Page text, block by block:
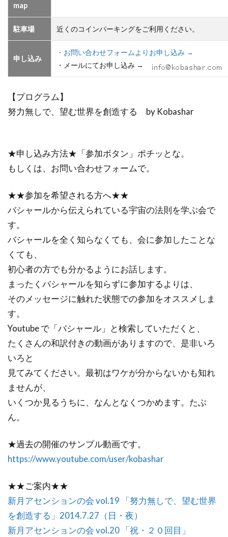
map
駐車場 近くのコインパーキングをご利用ください。
申し込み
・お問い合わせフォームよりお申し込み →
・メールにてお申し込み →
【プログラム】
努力無しで、望む世界を創造する by Kobashar
★申し込み方法★「参加ボタン」ポチッとな。
もしくは、お問い合わせフォームで。
★★参加を希望される方へ★★
バシャールから伝えられている宇宙の法則を学ぶ会で
す。
バシャールを全く知らなくても、会に参加したことな
くても、
初心者の方でも分かるようにお話します。
まったくバシャールを知らずに参加するよりは、
そのメッセージに触れた状態での参加をオススメしま
す。
Youtube で「バシャール」と検索していただくと、
たくさんの和訳付きの動画がありますので、是非いろ
いろと
見てみてください。最初はワケが分からないかも知れ
ませんが、
いくつか見るうちに、なんとなくつかめます。たぶ
ん。
★過去の開催のサンプル動画です。
https://www.youtube.com/user/kobashar
★★ご案内★★
新月アセンションの会 vol.19 「努力無しで、望む世界
を創造する」2014.7.27（日・夜）
新月アセンションの会 vol.20 「祝・２０回目」